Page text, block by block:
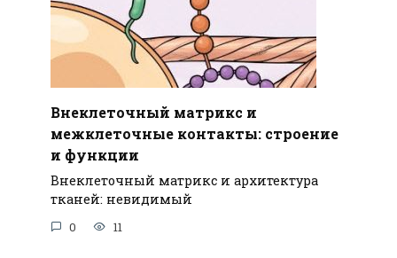
Внеклеточный матрикс и
межклеточные контакты: строение
и функции
Внеклеточный матрикс и архитектура
тканей: невидимый
0 11